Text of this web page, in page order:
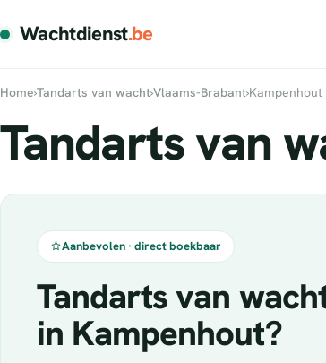
Wachtdienst.be
Home›Tandarts van wacht›Vlaams-Brabant›Kampenhout
Tandarts van
Aanbevolen · direct boekbaar
Tandarts van
in Kampenhout?